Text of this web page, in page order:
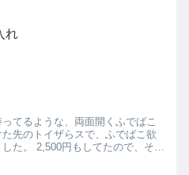
れ
てるような、両面開くふでばこ
先のトイザらスで、ふでばこ欲
で、その